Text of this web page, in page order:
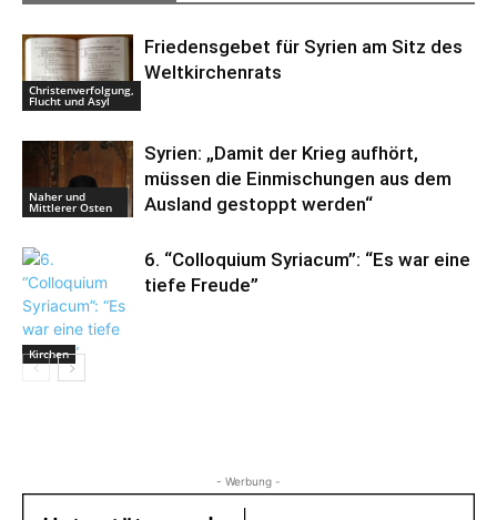
Christenverfolgung,
Flucht und Asyl
Friedensgebet für Syrien am Sitz des
Weltkirchenrats
Naher und
Mittlerer Osten
Syrien: „Damit der Krieg aufhört,
müssen die Einmischungen aus dem
Ausland gestoppt werden“
Kirchen
6. “Colloquium Syriacum”: “Es war eine
tiefe Freude”
- Werbung -